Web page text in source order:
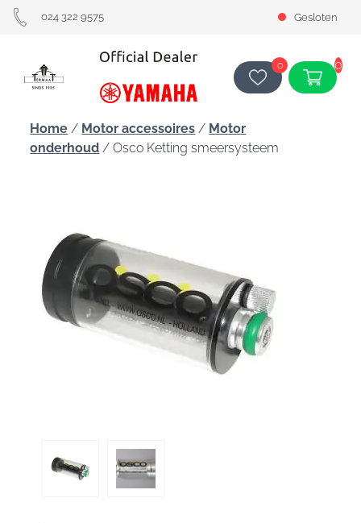
024 322 9575 Gesloten
0 0
Home / Motor accessoires / Motor
onderhoud / Osco Ketting smeersysteem